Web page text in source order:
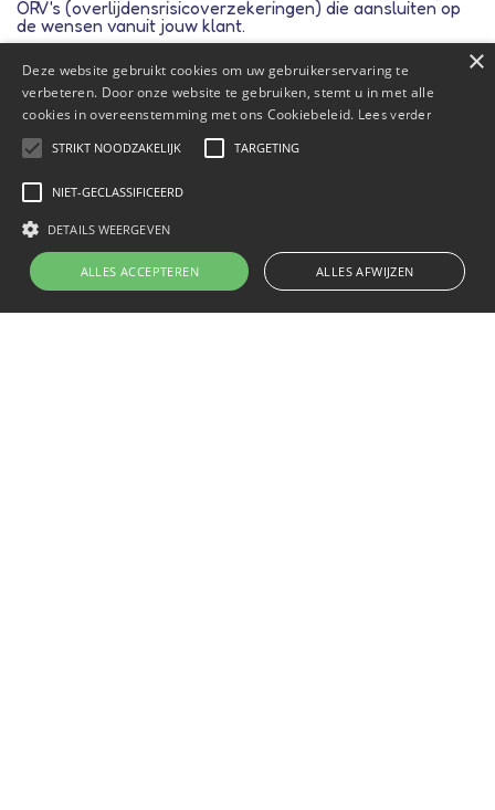
ORV's (overlijdensrisicoverzekeringen) die aansluiten op
de wensen vanuit jouw klant.
AEGON
Allianz
BNP Paribas Cardif
a.s.r.
Centraal Beheer Achmea
Dazure
DELA
Hera Life
Nationale-Nederlanden
Scildon
TAF
×
Deze website gebruikt cookies om uw gebruikerservaring te
verbeteren. Door onze website te gebruiken, stemt u in met alle
cookies in overeenstemming met ons Cookiebeleid. Lees verder
STRIKT NOODZAKELIJK TARGETING
NIET-GECLASSIFICEERD
DETAILS WEERGEVEN
ALLES ACCEPTEREN ALLES AFWIJZEN